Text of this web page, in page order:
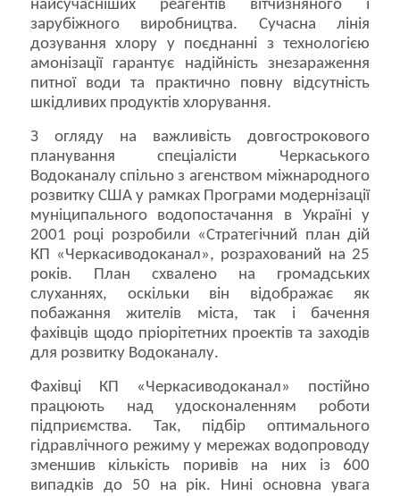
найсучасніших реагентів вітчизняного і
зарубіжного виробництва. Сучасна лінія
дозування хлору у поєднанні з технологією
амонізації гарантує надійність знезараження
питної води та практично повну відсутність
шкідливих продуктів хлорування.
З огляду на важливість довгострокового
планування спеціалісти Черкаського
Водоканалу спільно з агенством міжнародного
розвитку США у рамках Програми модернізації
муніципального водопостачання в Україні у
2001 році розробили «Стратегічний план дій
КП «Черкасиводоканал», розрахований на 25
років. План схвалено на громадських
слуханнях, оскільки він відображає як
побажання жителів міста, так і бачення
фахівців щодо пріорітетних проектів та заходів
для розвитку Водоканалу.
Фахівці КП «Черкасиводоканал» постійно
працюють над удосконаленням роботи
підприємства. Так, підбір оптимального
гідравлічного режиму у мережах водопроводу
зменшив кількість поривів на них із 600
випадків до 50 на рік. Нині основна увага